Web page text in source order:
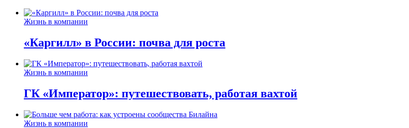
Жизнь в компании
«Каргилл» в России: почва для роста
Жизнь в компании
ГК «Император»: путешествовать, работая вахтой
Жизнь в компании